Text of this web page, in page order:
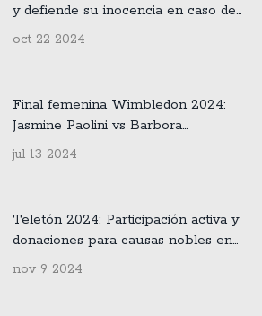
y defiende su inocencia en caso de
presunta violación
oct 22 2024
Final femenina Wimbledon 2024:
Jasmine Paolini vs Barbora
Krejčíková en duelo épico
jul 13 2024
Teletón 2024: Participación activa y
donaciones para causas nobles en
Chile
nov 9 2024